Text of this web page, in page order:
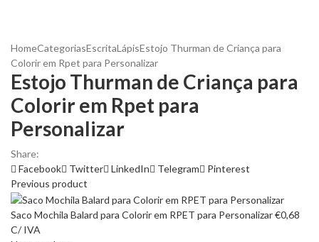
HomeCategoriasEscritaLápisEstojo Thurman de Criança para
Colorir em Rpet para Personalizar
Estojo Thurman de Criança para
Colorir em Rpet para
Personalizar
Share:
Facebook
Twitter LinkedIn Telegram
Pinterest
Previous product
Saco Mochila Balard para Colorir em RPET para Personalizar€0,68
C/ IVA